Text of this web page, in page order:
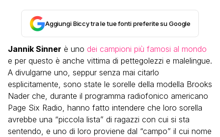
Aggiungi Biccy tra le tue fonti preferite su Google
Jannik Sinner è uno dei campioni più famosi al mondo
e per questo è anche vittima di pettegolezzi e malelingue.
A divulgarne uno, seppur senza mai citarlo
esplicitamente, sono state le sorelle della modella Brooks
Nader che, durante il programma radiofonico americano
Page Six Radio, hanno fatto intendere che loro sorella
avrebbe una “piccola lista” di ragazzi con cui si sta
sentendo, e uno di loro proviene dal “campo” il cui nome